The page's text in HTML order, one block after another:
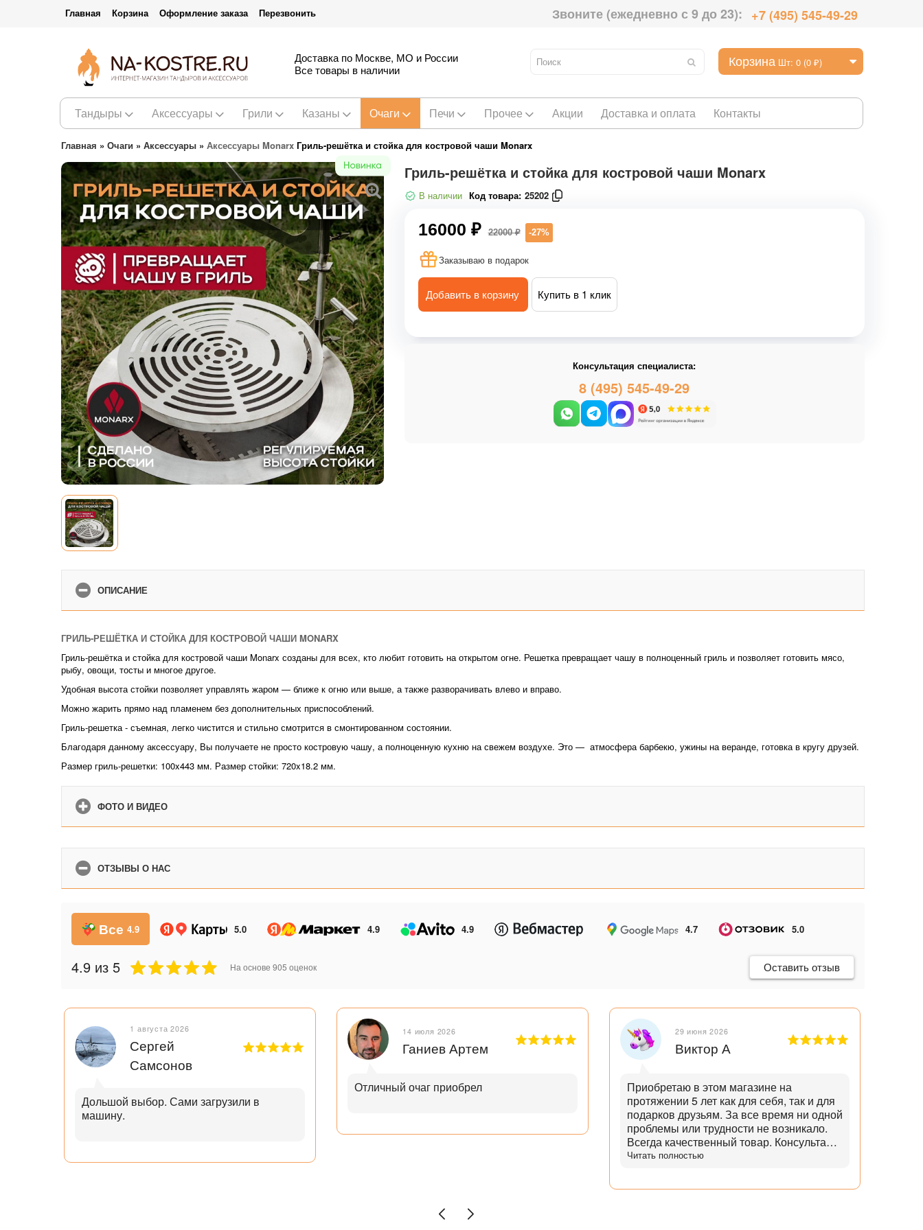
Главная Корзина Оформление заказа Перезвонить Звоните (ежедневно с 9 до 23): +7 (495) 545-49-29
Корзина Шт: 0 (0 ₽)
Доставка по Москве, МО и России
Все товары в наличии
Тандыры Аксессуары Грили Казаны Очаги Печи Прочее Акции Доставка и оплата Контакты
Главная » Очаги » Аксессуары » Аксессуары Monarx Гриль-решётка и стойка для костровой чаши Monarx
Гриль-решётка и стойка для костровой чаши Monarx
В наличии Код товара: 25202
16000 ₽ 22000 ₽ -27%
Заказываю в подарок
Добавить в корзину Купить в 1 клик
Консультация специалиста:
8 (495) 545-49-29
ОПИСАНИЕ
ГРИЛЬ-РЕШЁТКА И СТОЙКА ДЛЯ КОСТРОВОЙ ЧАШИ MONARX
Гриль-решётка и стойка для костровой чаши Monarx созданы для всех, кто любит готовить на открытом огне. Решетка превращает чашу в полноценный гриль и позволяет готовить мясо,
рыбу, овощи, тосты и многое другое.
Удобная высота стойки позволяет управлять жаром — ближе к огню или выше, а также разворачивать влево и вправо.
Можно жарить прямо над пламенем без дополнительных приспособлений.
Гриль-решетка - съемная, легко чистится и стильно смотрится в смонтированном состоянии.
Благодаря данному аксессуару, Вы получаете не просто костровую чашу, а полноценную кухню на свежем воздухе. Это — атмосфера барбекю, ужины на веранде, готовка в кругу друзей.
Размер гриль-решетки: 100x443 мм. Размер стойки: 720x18.2 мм.
ФОТО И ВИДЕО
ОТЗЫВЫ О НАС
Все 4.9 5.0 4.9 4.9 4.7 5.0
4.9из 5 На основе 905 оценок Оставить отзыв
1 августа 2026
Сергей
Самсонов
Дольшой выбор. Сами загрузили в
машину.
14 июля 2026
Ганиев Артем
Отличный очаг приобрел
29 июня 2026
Виктор А
Приобретаю в этом магазине на
протяжении 5 лет как для себя, так и для
подарков друзьям. За все время ни одной
проблемы или трудности не возникало.
Всегда качественный товар. Консультант
помогает с выбором и советами. Советы
Читать полностью